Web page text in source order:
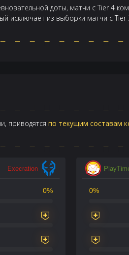
доты, матчи с Tier 4
исключает из выборки матчи с
приводятся по текущим составам
Execration
0% 0%